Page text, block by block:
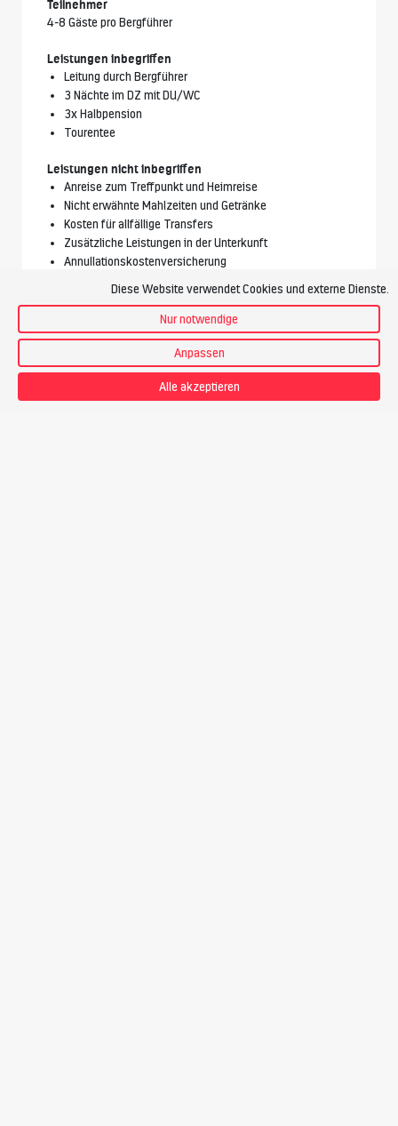
Teilnehmer
4-8 Gäste pro Bergführer
Leistungen inbegriffen
Leitung durch Bergführer
3 Nächte im DZ mit DU/WC
3x Halbpension
Tourentee
Leistungen nicht inbegriffen
Anreise zum Treffpunkt und Heimreise
Nicht erwähnte Mahlzeiten und Getränke
Kosten für allfällige Transfers
Zusätzliche Leistungen in der Unterkunft
Annullationskostenversicherung
Vorgesehener Bergführer
Diese Website verwendet Cookies und externe Dienste.
Nur notwendige
Anpassen
Alle akzeptieren